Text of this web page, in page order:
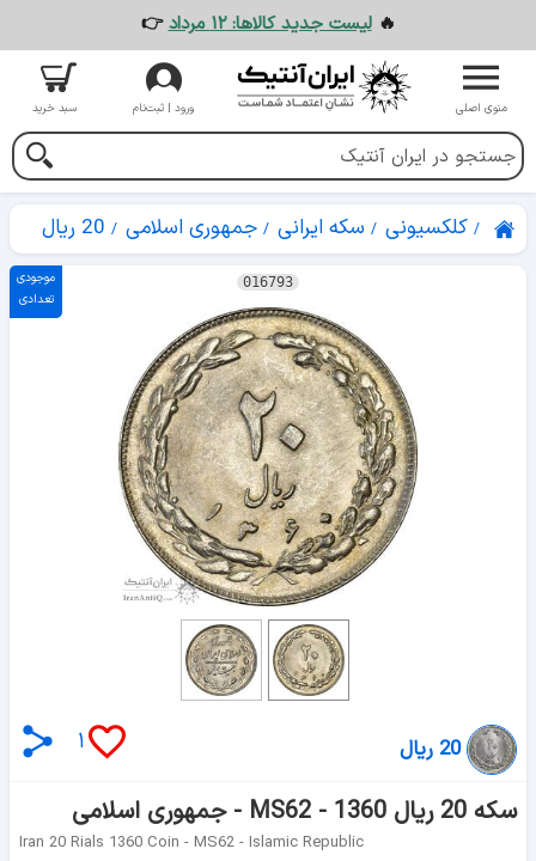
🔥لیست جدید کالاها: ۱۲ مرداد 👉
منوی اصلی ورود | ثبت‌نام سبد خرید
کلکسیونی سکه ایرانی جمهوری اسلامی 20 ریال
016793
موجودی
تعدادی
۱ 20 ریال
سکه 20 ریال 1360 - MS62 - جمهوری اسلامی
Iran 20 Rials 1360 Coin - MS62 - Islamic Republic